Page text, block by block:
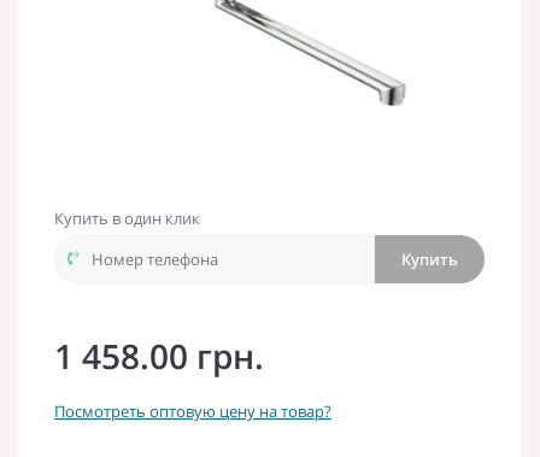
Купить в один клик
Купить
1 458.00 грн.
Посмотреть оптовую цену на товар?